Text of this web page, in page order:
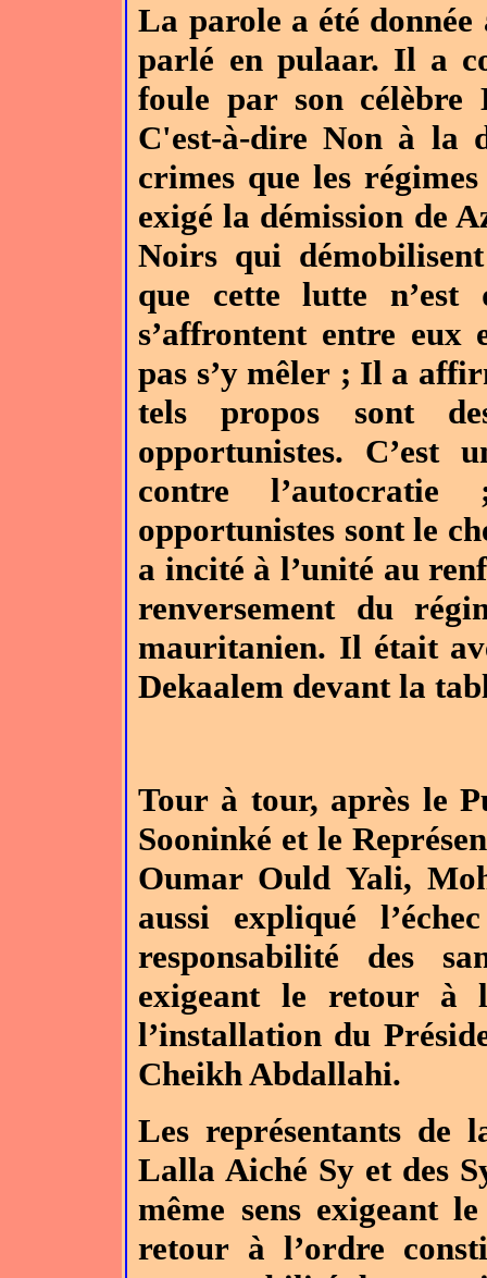
La parole a été
parlé en pulaar. Il a
foule par son
C'est-à-dire Non à la
crimes que les
exigé la démission de
Noirs qui
que cette lutte n’est
s’affrontent entre
pas s’y mêler ; Il a
tels propos sont
opportunistes. C’est
contre
opportunistes sont le
a incité à l’unité au
renversement du
mauritanien. Il était
Dekaalem devant la
Tour à tour, après le
Sooninké et le
Oumar Ould Yali,
aussi expliqué
responsabilité des
exigeant le retour à
l’installation du
Cheikh Abdallahi.
Les représentants de
Lalla Aiché Sy et des
même sens exigeant
retour à l’ordre